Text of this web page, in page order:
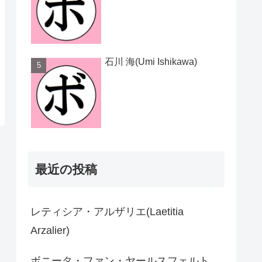
石川 海(Umi Ishikawa)
最近の投稿
レティシア・アルザリエ(Laetitia
Arzalier)